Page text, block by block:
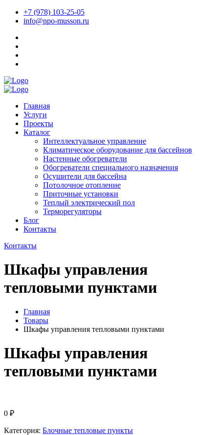
+7 (978) 103-25-05
info@npo-musson.ru
Главная
Услуги
Проекты
Каталог
Интеллектуальное управление
Климатическое оборудование для бассейнов
Настенные обогреватели
Обогреватели специального назначения
Осушители для бассейна
Потолочное отопление
Приточные установки
Теплый электрический пол
Терморегуляторы
Блог
Контакты
Контакты
Шкафы управления
тепловыми пунктами
Главная
Товары
Шкафы управления тепловыми пунктами
Шкафы управления
тепловыми пунктами
0 ₽
Категория: Блочные тепловые пункты